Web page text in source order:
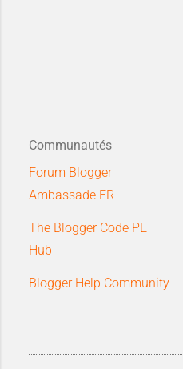
Communautés
Forum Blogger
Ambassade FR
The Blogger Code PE
Hub
Blogger Help Community